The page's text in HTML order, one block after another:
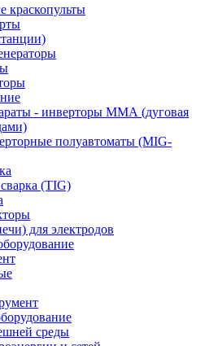
краскопульты
- инверторы ММА (дуговая
полуавтоматы (MIG-
(TIG)
для электродов
среды